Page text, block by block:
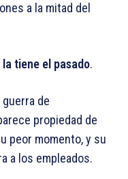
a la mitad del
la tiene el pasado.
de
propiedad de
peor momento, y su
a los empleados.